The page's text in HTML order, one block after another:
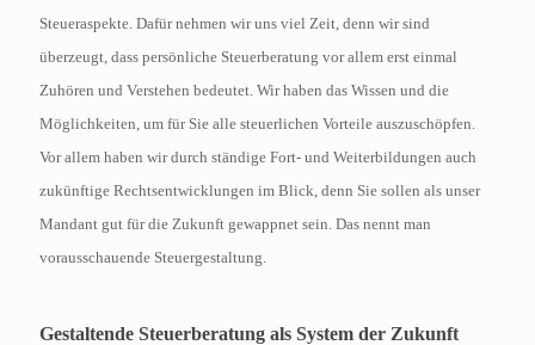
Steueraspekte. Dafür nehmen wir uns viel Zeit, denn wir sind
überzeugt, dass persönliche Steuerberatung vor allem erst einmal
Zuhören und Verstehen bedeutet. Wir haben das Wissen und die
Möglichkeiten, um für Sie alle steuerlichen Vorteile auszuschöpfen.
Vor allem haben wir durch ständige Fort- und Weiterbildungen auch
zukünftige Rechtsentwicklungen im Blick, denn Sie sollen als unser
Mandant gut für die Zukunft gewappnet sein. Das nennt man
vorausschauende Steuergestaltung.
Gestaltende Steuerberatung als System der Zukunft